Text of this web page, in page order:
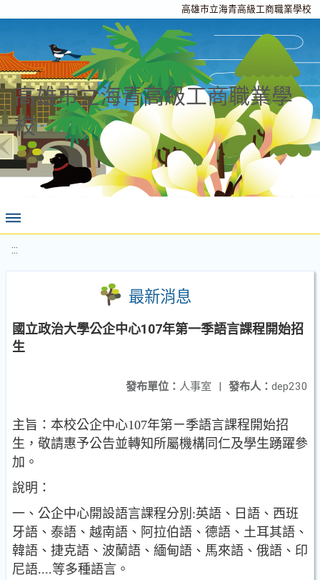
高雄市立海青高級工商職業學校
高雄市立海青高級工商職業學
校
:::
最新消息
國立政治大學公企中心107年第一季語言課程開始招
生
發布人： dep230
發布單位： 人事室 |
主旨：本校公企中心107年第ㄧ季語言課程開始招
生，敬請惠予公告並轉知所屬機構同仁及學生踴躍參
加。
說明：
一、公企中心開設語言課程分別:英語、日語、西班
牙語、泰語、越南語、阿拉伯語、德語、土耳其語、
韓語、捷克語、波蘭語、緬甸語、馬來語、俄語、印
尼語....等多種語言。